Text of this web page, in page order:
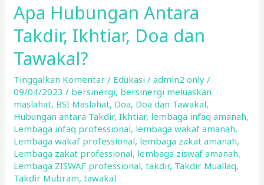
Apa Hubungan Antara
Takdir, Ikhtiar, Doa dan
Tawakal?
Tinggalkan Komentar / Edukasi /admin2 only/
09/04/2023/ bersinergi, bersinergi meluaskan
maslahat, BSI Maslahat, Doa, Doa dan Tawakal,
Hubungan antara Takdir,Ikhtiar, lembaga infaq amanah,
Lembaga infaq professional, lembaga wakaf amanah,
Lembaga wakaf professional, lembaga zakat amanah,
Lembaga zakat professional, lembaga ziswaf amanah,
Lembaga ZISWAF professional,takdir, Takdir Muallaq,
Takdir Mubram,tawakal
Apa
Hubungan
Antara
Takdir,
Ikhtiar,
Doa
dan
Tawakal?